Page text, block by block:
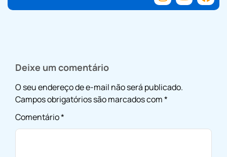
Deixe um comentário
O seu endereço de e-mail não será publicado.
Campos obrigatórios são marcados com*
Comentário*